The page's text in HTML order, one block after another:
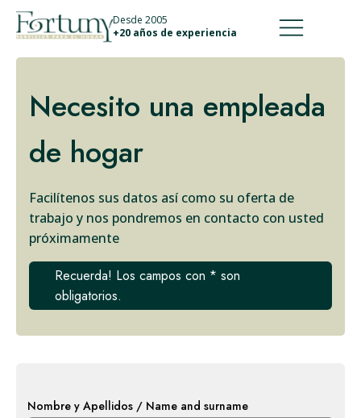
911 887 226
Desde 2005
+20 años de experiencia
Necesito una empleada
de hogar
Facilítenos sus datos así como su oferta de
trabajo y nos pondremos en contacto con usted
próximamente
Recuerda! Los campos con * son
obligatorios.
Nombre y Apellidos / Name and surname